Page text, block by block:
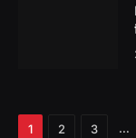
1 2 3 …